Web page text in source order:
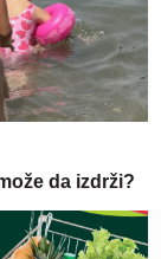
da izdrži?